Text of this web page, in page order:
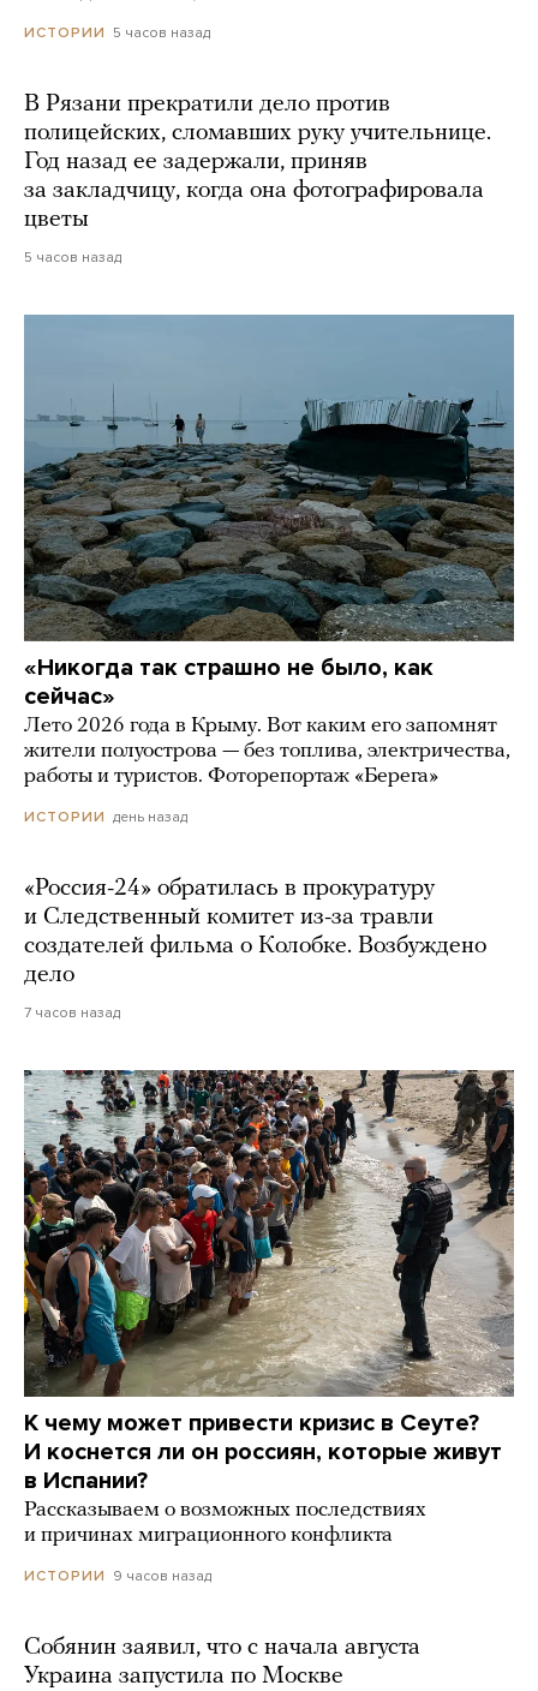
ИСТОРИИ 5 часов назад
В Рязани прекратили дело против
полицейских, сломавших руку учительнице.
Год назад ее задержали, приняв
за закладчицу, когда она фотографировала
цветы
5 часов назад
«Никогда так страшно не было, как
сейчас»
Лето 2026 года в Крыму. Вот каким его запомнят
жители полуострова — без топлива, электричества,
работы и туристов. Фоторепортаж «Берега»
ИСТОРИИ день назад
«Россия-24» обратилась в прокуратуру
и Следственный комитет из-за травли
создателей фильма о Колобке. Возбуждено
дело
7 часов назад
К чему может привести кризис в Сеуте?
И коснется ли он россиян, которые живут
в Испании?
Рассказываем о возможных последствиях
и причинах миграционного конфликта
ИСТОРИИ 9 часов назад
Собянин заявил, что с начала августа
Украина запустила по Москве